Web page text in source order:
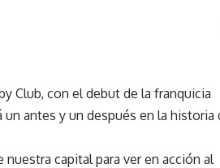
Club, con el debut de la franquicia
un antes y un después en la historia
capital para ver en acción al